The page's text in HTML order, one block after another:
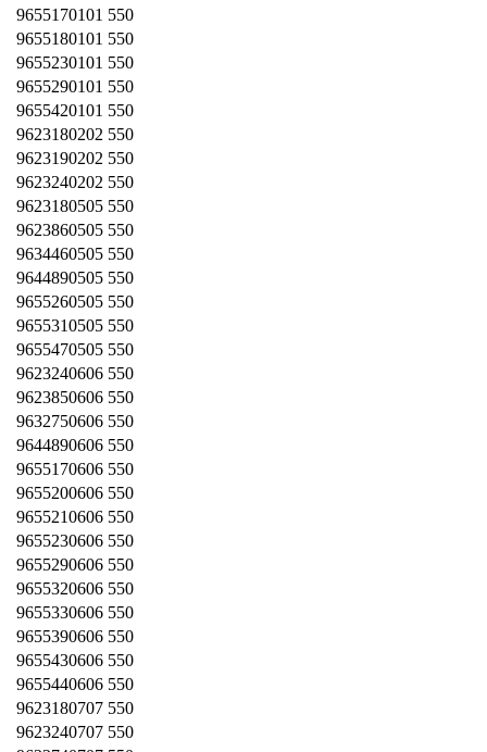
9655170101 550
9655180101 550
9655230101 550
9655290101 550
9655420101 550
9623180202 550
9623190202 550
9623240202 550
9623180505 550
9623860505 550
9634460505 550
9644890505 550
9655260505 550
9655310505 550
9655470505 550
9623240606 550
9623850606 550
9632750606 550
9644890606 550
9655170606 550
9655200606 550
9655210606 550
9655230606 550
9655290606 550
9655320606 550
9655330606 550
9655390606 550
9655430606 550
9655440606 550
9623180707 550
9623240707 550